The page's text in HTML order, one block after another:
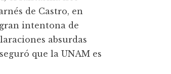
de Castro, en
intentona de
absurdas
que la UNAM es